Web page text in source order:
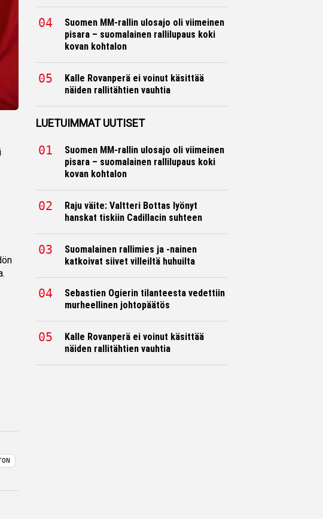
Suomen MM-rallin ulosajo oli viimeinen
pisara – suomalainen rallilupaus koki
kovan kohtalon
Kalle Rovanperä ei voinut käsittää
näiden rallitähtien vauhtia
LUETUIMMAT UUTISET
Suomen MM-rallin ulosajo oli viimeinen
pisara – suomalainen rallilupaus koki
kovan kohtalon
Raju väite: Valtteri Bottas lyönyt
hanskat tiskiin Cadillacin suhteen
Suomalainen rallimies ja -nainen
katkoivat siivet villeiltä huhuilta
Sebastien Ogierin tilanteesta vedettiin
murheellinen johtopäätös
Kalle Rovanperä ei voinut käsittää
näiden rallitähtien vauhtia